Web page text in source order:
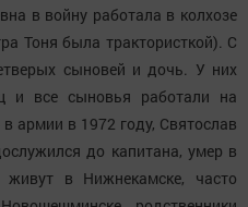
в войну работала в колхозе
Тоня была трактористкой). С
сыновей и дочь. У них
и все сыновья работали на
армии в 1972 году, Святослав
до капитана, умер в
в Нижнекамске, часто